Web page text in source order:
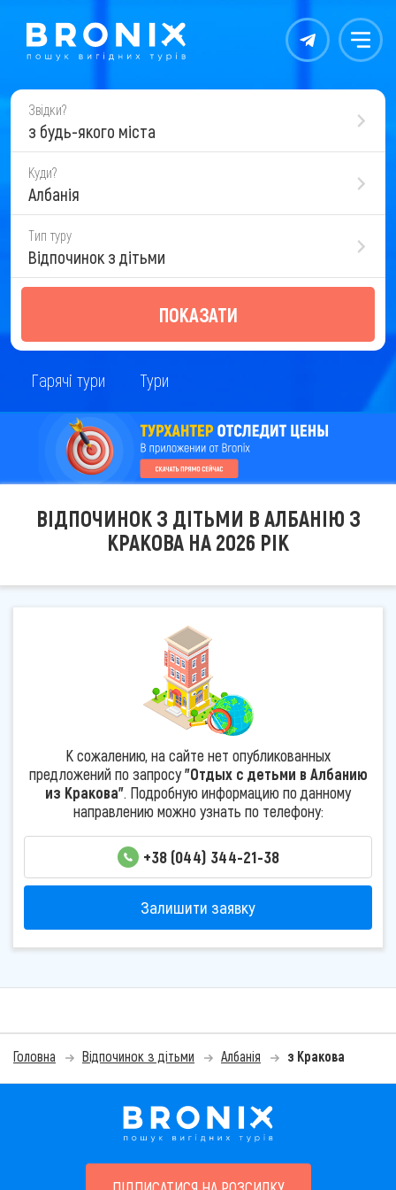
Контакты Меню
Звідки?
з будь-якого міста
Куди?
Албанія
Тип туру
Відпочинок з дітьми
ПОКАЗАТИ
Гарячі тури Тури
ВІДПОЧИНОК З ДІТЬМИ В АЛБАНІЮ З
КРАКОВА НА 2026 РІК
К сожалению, на сайте нет опубликованных
предложений по запросу"Отдых с детьми в Албанию
из Кракова". Подробную информацию по данному
направлению можно узнать по телефону:
+38 (044) 344-21-38
Залишити заявку
Головна Відпочинок з дітьми Албанія з Кракова